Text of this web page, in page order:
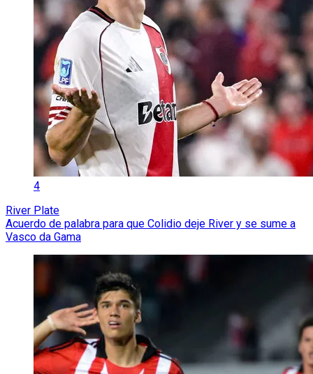
4
River Plate
Acuerdo de palabra para que Colidio deje River y se sume a
Vasco da Gama